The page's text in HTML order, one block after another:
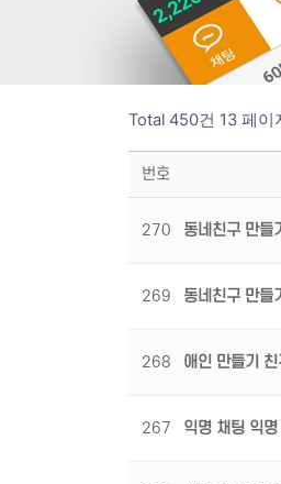
Total 450건 13 페이
번호
270 동네친구 만들
269 동네친구 만들
268 애인 만들기
267 익명 채팅 익